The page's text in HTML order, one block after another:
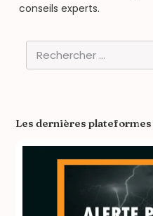
conseils experts.
Les dernières